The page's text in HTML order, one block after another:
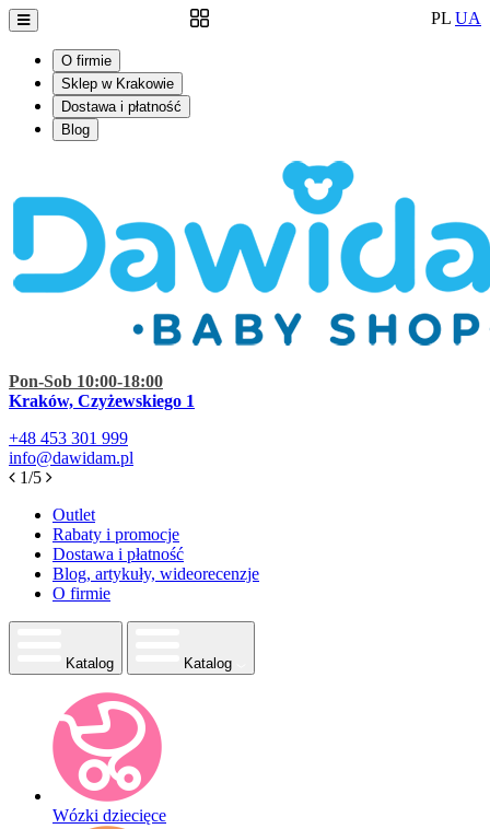
O firmie
Sklep w Krakowie
Dostawa i płatność
Blog
PL UA
Pon-Sob 10:00-18:00
Kraków, Czyżewskiego 1
+48 453 301 999
info@dawidam.pl
1/5
Outlet
Rabaty i promocje
Dostawa i płatność
Blog, artykuły, wideorecenzje
O firmie
Katalog Katalog
Wózki dziecięce